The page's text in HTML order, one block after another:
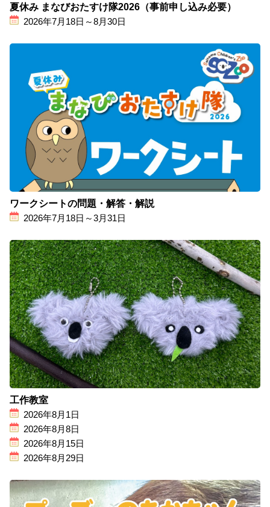
夏休み まなびおたすけ隊2026（事前申し込み必要）
2026年7月18日～8月30日
ワークシートの問題・解答・解説
2026年7月18日～3月31日
工作教室
2026年8月1日
2026年8月8日
2026年8月15日
2026年8月29日